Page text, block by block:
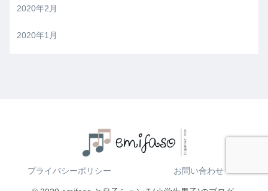
2020年2月
2020年1月
プライバシーポリシー お問い合わせ